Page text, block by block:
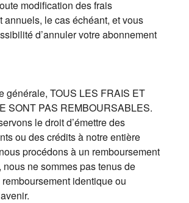
modification des frais
annuels, le cas échéant, et vous
d’annuler votre abonnement
générale, TOUS LES FRAIS ET
SONT PAS REMBOURSABLES.
le droit d’émettre des
ou des crédits à notre entière
procédons à un remboursement
nous ne sommes pas tenus de
identique ou